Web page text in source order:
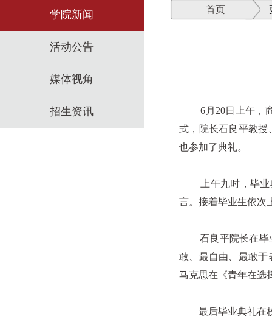
学院新闻
活动公告
媒体视角
招生资讯
首页
6月20日上午，商
式，院长石良平教授
也参加了典礼。
上午九时，毕业典
言。接着毕业生依次
石良平院长在毕业
敢、最自由、最敢于
马克思在《青年在选
最后毕业典礼在